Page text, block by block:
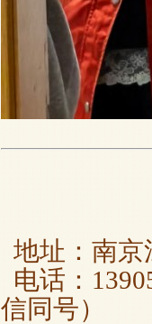
地址：南京
电话：
信同号）